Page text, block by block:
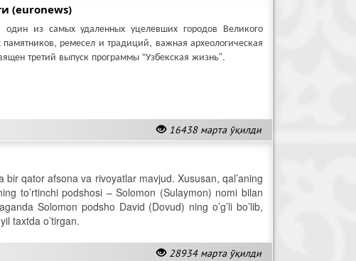
(euronews)
16438 марта ўқилди
из самых удаленных уцелевших городов Великого
ремесел и традиций, важная археологическая
третий выпуск программы “Узбекская жизнь”.
28934 марта ўқилди
bir qator afsona va rivoyatlar mavjud. Xususan, qal’aning
to’rtinchi podshosi – Solomon (Sulaymon) nomi bilan
Solomon podsho David (Dovud) ning o’g’li bo’lib,
taxtda o’tirgan.